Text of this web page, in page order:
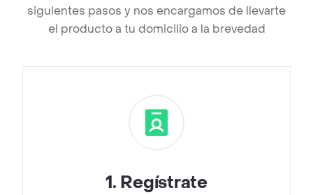
siguientes pasos y nos encargamos de llevarte
el producto a tu domicilio a la brevedad
1. Regístrate